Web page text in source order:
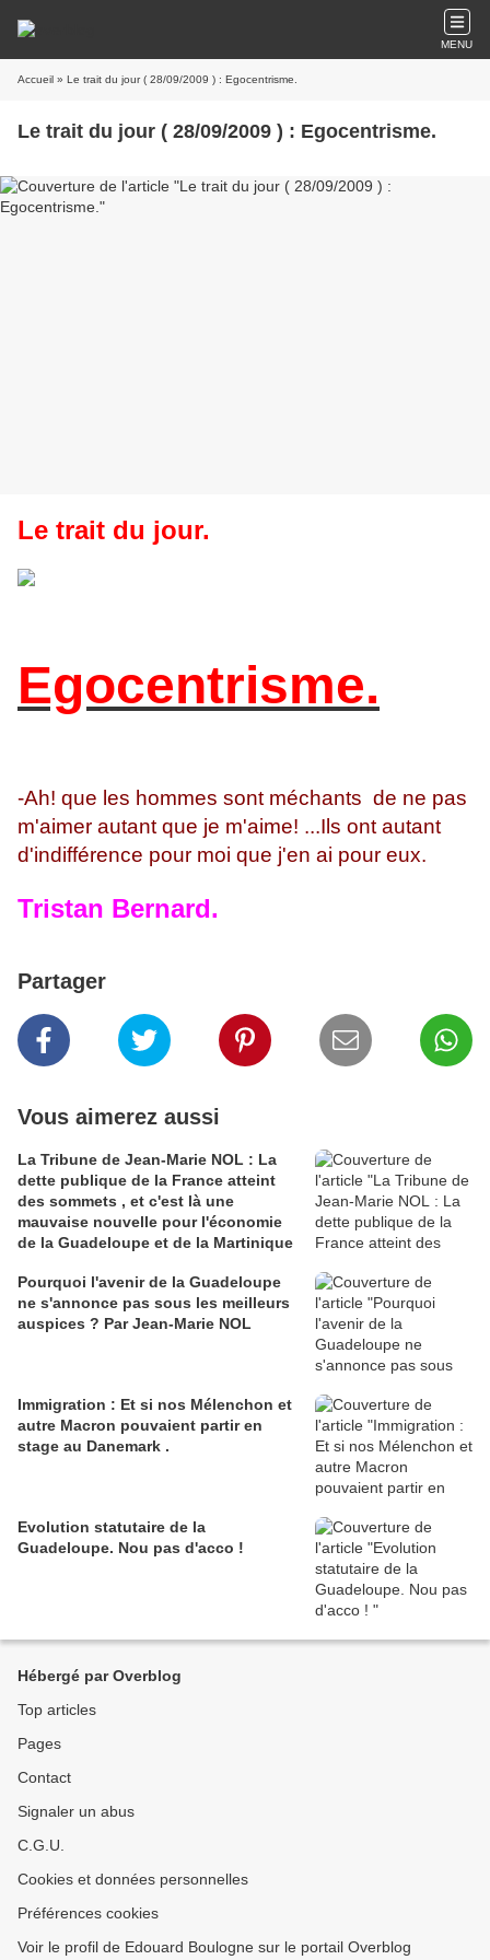
MENU
Accueil » Le trait du jour ( 28/09/2009 ) : Egocentrisme.
Le trait du jour ( 28/09/2009 ) : Egocentrisme.
Le trait du jour.
Egocentrisme.
-Ah! que les hommes sont méchants de ne pas
m'aimer autant que je m'aime! ...Ils ont autant
d'indifférence pour moi que j'en ai pour eux.
Tristan Bernard.
Partager
Vous aimerez aussi
La Tribune de Jean-Marie NOL : La
dette publique de la France atteint
des sommets , et c'est là une
mauvaise nouvelle pour l'économie
de la Guadeloupe et de la Martinique
Pourquoi l'avenir de la Guadeloupe
ne s'annonce pas sous les meilleurs
auspices ? Par Jean-Marie NOL
Immigration : Et si nos Mélenchon et
autre Macron pouvaient partir en
stage au Danemark .
Evolution statutaire de la
Guadeloupe. Nou pas d'acco !
Hébergé par Overblog
Top articles
Pages
Contact
Signaler un abus
C.G.U.
Cookies et données personnelles
Préférences cookies
Voir le profil de Edouard Boulogne sur le portail Overblog